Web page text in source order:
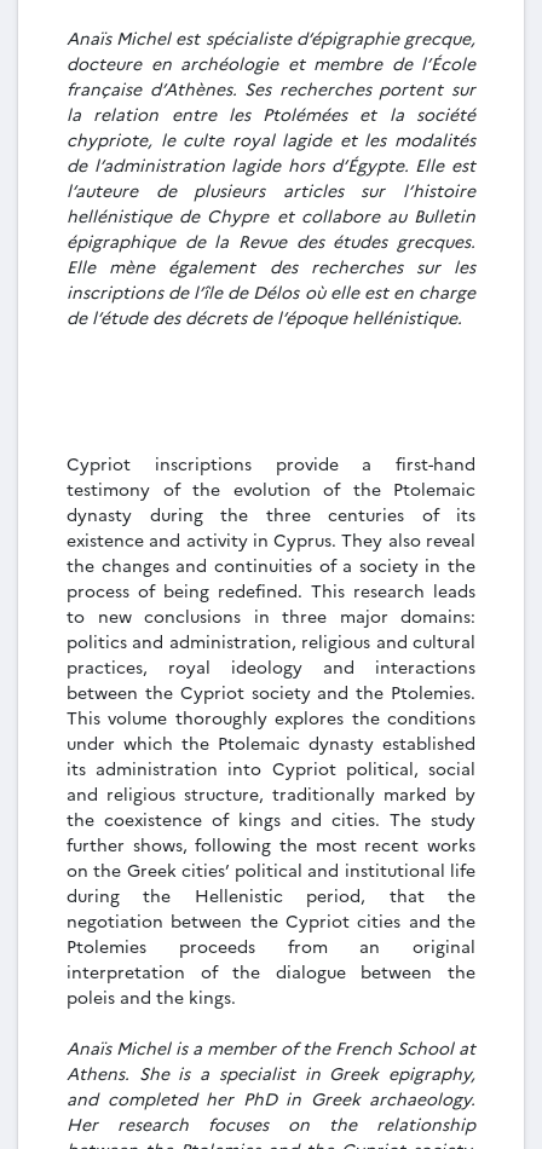
Anaïs Michel est spécialiste d’épigraphie grecque,
docteure en archéologie et membre de l’École
française d’Athènes. Ses recherches portent sur
la relation entre les Ptolémées et la société
chypriote, le culte royal lagide et les modalités
de l’administration lagide hors d’Égypte. Elle est
l’auteure de plusieurs articles sur l’histoire
hellénistique de Chypre et collabore au Bulletin
épigraphique de la Revue des études grecques.
Elle mène également des recherches sur les
inscriptions de l’île de Délos où elle est en charge
de l’étude des décrets de l’époque hellénistique.
Cypriot inscriptions provide a first-hand
testimony of the evolution of the Ptolemaic
dynasty during the three centuries of its
existence and activity in Cyprus. They also reveal
the changes and continuities of a society in the
process of being redefined. This research leads
to new conclusions in three major domains:
politics and administration, religious and cultural
practices, royal ideology and interactions
between the Cypriot society and the Ptolemies.
This volume thoroughly explores the conditions
under which the Ptolemaic dynasty established
its administration into Cypriot political, social
and religious structure, traditionally marked by
the coexistence of kings and cities. The study
further shows, following the most recent works
on the Greek cities’ political and institutional life
during the Hellenistic period, that the
negotiation between the Cypriot cities and the
Ptolemies proceeds from an original
interpretation of the dialogue between the
poleis and the kings.
Anaïs Michel is a member of the French School at
Athens. She is a specialist in Greek epigraphy,
and completed her PhD in Greek archaeology.
Her research focuses on the relationship